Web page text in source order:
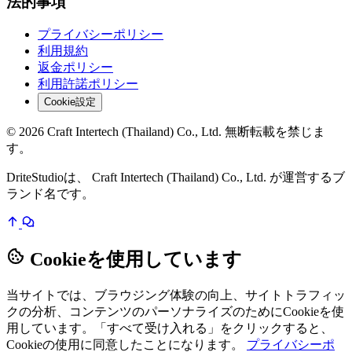
プライバシーポリシー
利用規約
返金ポリシー
利用許諾ポリシー
Cookie設定
© 2026 Craft Intertech (Thailand) Co., Ltd. 無断転載を禁じま
す。
DriteStudioは、 Craft Intertech (Thailand) Co., Ltd. が運営するブ
ランド名です。
Cookieを使用しています
当サイトでは、ブラウジング体験の向上、サイトトラフィッ
クの分析、コンテンツのパーソナライズのためにCookieを使
用しています。「すべて受け入れる」をクリックすると、
Cookieの使用に同意したことになります。 プライバシーポ